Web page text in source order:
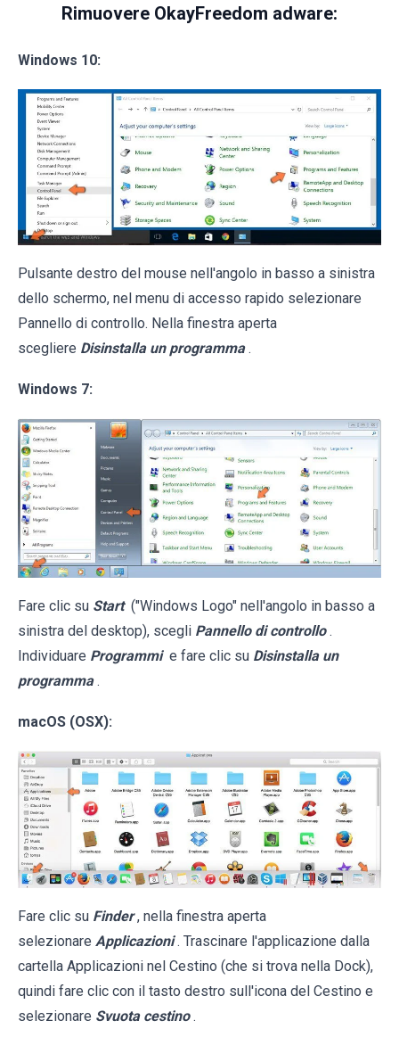
Rimuovere OkayFreedom adware:
Windows 10:
Pulsante destro del mouse nell'angolo in basso a sinistra
dello schermo, nel menu di accesso rapido selezionare
Pannello di controllo. Nella finestra aperta
scegliere Disinstalla un programma .
Windows 7:
Fare clic su Start ("Windows Logo" nell'angolo in basso a
sinistra del desktop), scegli Pannello di controllo .
Individuare Programmi e fare clic su Disinstalla un
programma .
macOS (OSX):
Fare clic su Finder , nella finestra aperta
selezionare Applicazioni . Trascinare l'applicazione dalla
cartella Applicazioni nel Cestino (che si trova nella Dock),
quindi fare clic con il tasto destro sull'icona del Cestino e
selezionare Svuota cestino .